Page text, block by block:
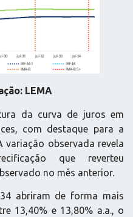
LEMA
da curva de juros em
com destaque para a
variação observada revela
que reverteu
no mês anterior.
abriram de forma mais
13,40% e 13,80% a.a., o